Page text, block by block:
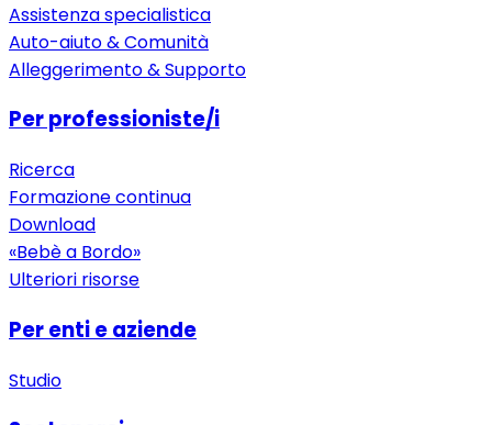
Assistenza specialistica
Auto-aiuto & Comunità
Alleggerimento & Supporto
Per professioniste/i
Ricerca
Formazione continua
Download
«Bebè a Bordo»
Ulteriori risorse
Per enti e aziende
Studio